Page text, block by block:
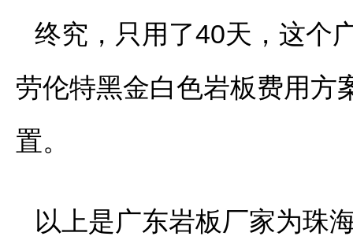
终究，只用了40天，这个
劳伦特黑金白色岩板费用方
置。
以上是广东岩板厂家为珠